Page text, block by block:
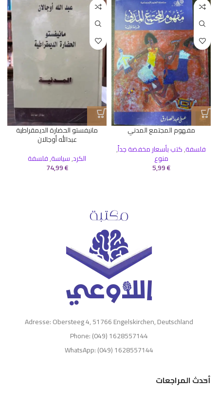
مفهوم المجتمع المدني
فلسفة,كتب بأسعار مخفضة جداً,
منوع
5,99€
مانيفستو الحضارة الديمقراطية
عبدالله أوجالان
الكرد,سياسة,فلسفة
74,99€
Adresse: Obersteeg 4, 51766 Engelskirchen, Deutschland
Phone: (049) 1628557144
WhatsApp: (049) 1628557144
أحدث المراجعات